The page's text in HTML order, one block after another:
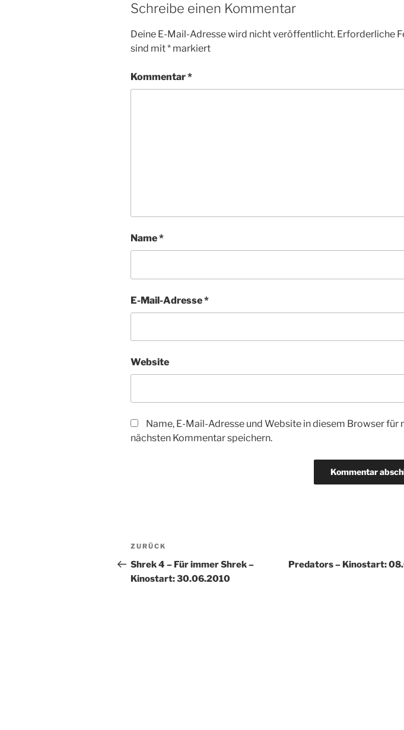
Schreibe einen Kommentar
Deine E-Mail-Adresse wird nicht veröffentlicht. Erforderliche
sind mit* markiert
Kommentar*
Name*
E-Mail-Adresse*
Website
Name, E-Mail-Adresse und Website in diesem Browser für
nächsten Kommentar speichern.
Beitragsnavigation
Vorheriger
Beitrag
ZURÜCK
Shrek 4 – Für immer Shrek –
Kinostart: 30.06.2010
Predators – Kinostart: